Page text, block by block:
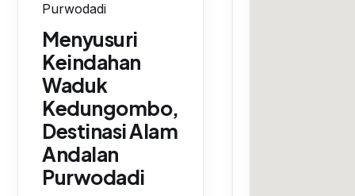
Purwodadi
Menyusuri
Keindahan
Waduk
Kedungombo,
Destinasi Alam
Andalan
Purwodadi